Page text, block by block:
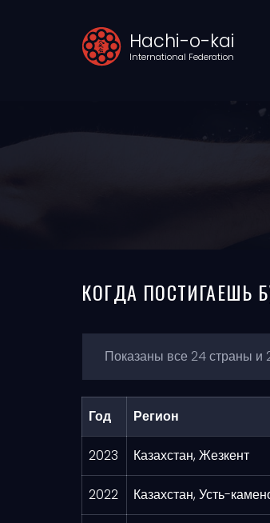
Hachi-o-kai
International Federation
КОГДА ПОСТИГАЕШЬ
Год Регион
2023 Казахстан, Жезкент
2022 Казахстан, Усть-